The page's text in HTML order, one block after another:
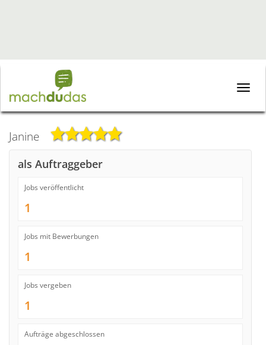
Toggle
Janine
als Auftraggeber
Jobs veröffentlicht
1
Jobs mit Bewerbungen
1
Jobs vergeben
1
Aufträge abgeschlossen